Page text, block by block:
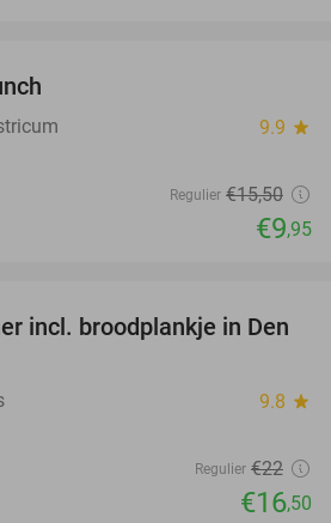
9.9 star
Regulier €15,50
€9,95
25%
incl. broodplankje in Den
9.8 star
Regulier €22
€16,50